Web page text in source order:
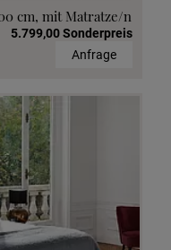
cm, mit Matratze/n
5.799,00 Sonderpreis
Anfrage